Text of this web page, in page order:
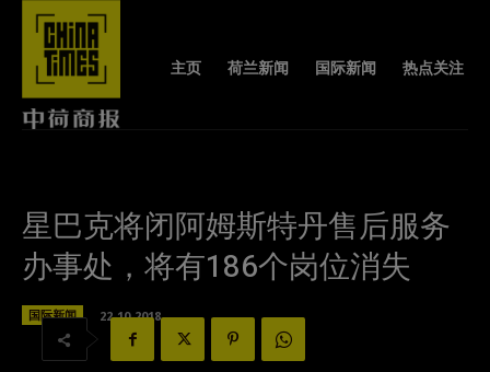
主页 荷兰新闻 国际新闻 热点关注
星巴克将闭阿姆斯特丹售后服务
办事处，将有186个岗位消失
国际新闻 22-10-2018